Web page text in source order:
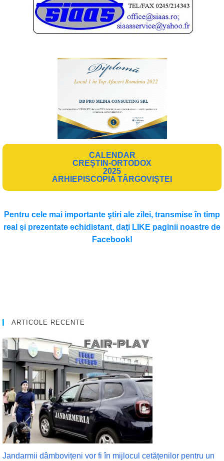
CALENDAR
CREȘTIN-ORTODOX
2025
ARHIEPISCOPIA TÂRGOVIȘTEI
Pentru cele mai importante ştiri ale zilei, transmise în timp
real şi prezentate echidistant, daţi LIKE paginii noastre de
Facebook!
ARTICOLE RECENTE
Jandarmii dâmbovițeni vor fi în mijlocul cetățenilor pentru un